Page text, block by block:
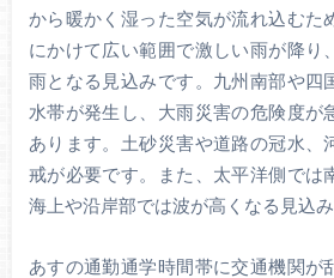
から暖かく湿った空気が流れ込むた
にかけて広い範囲で激しい雨が降り
雨となる見込みです。九州南部や四
水帯が発生し、大雨災害の危険度が
あります。土砂災害や道路の冠水、
戒が必要です。また、太平洋側では
海上や沿岸部では波が高くなる見込み
あすの通勤通学時間帯に交通機関が